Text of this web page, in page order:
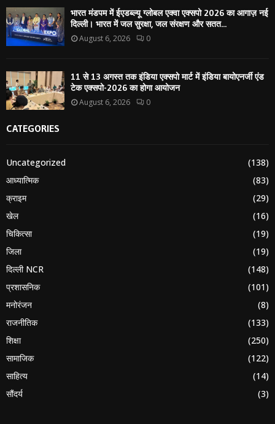
भारत मंडपम में ईएडब्ल्यू ग्लोबल एक्वा एक्सपो 2026 का आगाज़ नई
दिल्ली। भारत में जल सुरक्षा, जल संरक्षण और सतत...
August 6, 2026 0
11 से 13 अगस्त तक इंडिया एक्सपो मार्ट में इंडिया बायोएनर्जी एंड
टेक एक्सपो-2026 का होगा आयोजन
August 6, 2026 0
CATEGORIES
Uncategorized
(138)
आध्यात्मिक
(83)
क्राइम
(29)
खेल
(16)
चिकित्सा
(19)
जिला
(19)
दिल्ली NCR
(148)
प्रशासनिक
(101)
मनोरंजन
(8)
राजनीतिक
(133)
शिक्षा
(250)
सामाजिक
(122)
साहित्य
(14)
सौंदर्य
(3)